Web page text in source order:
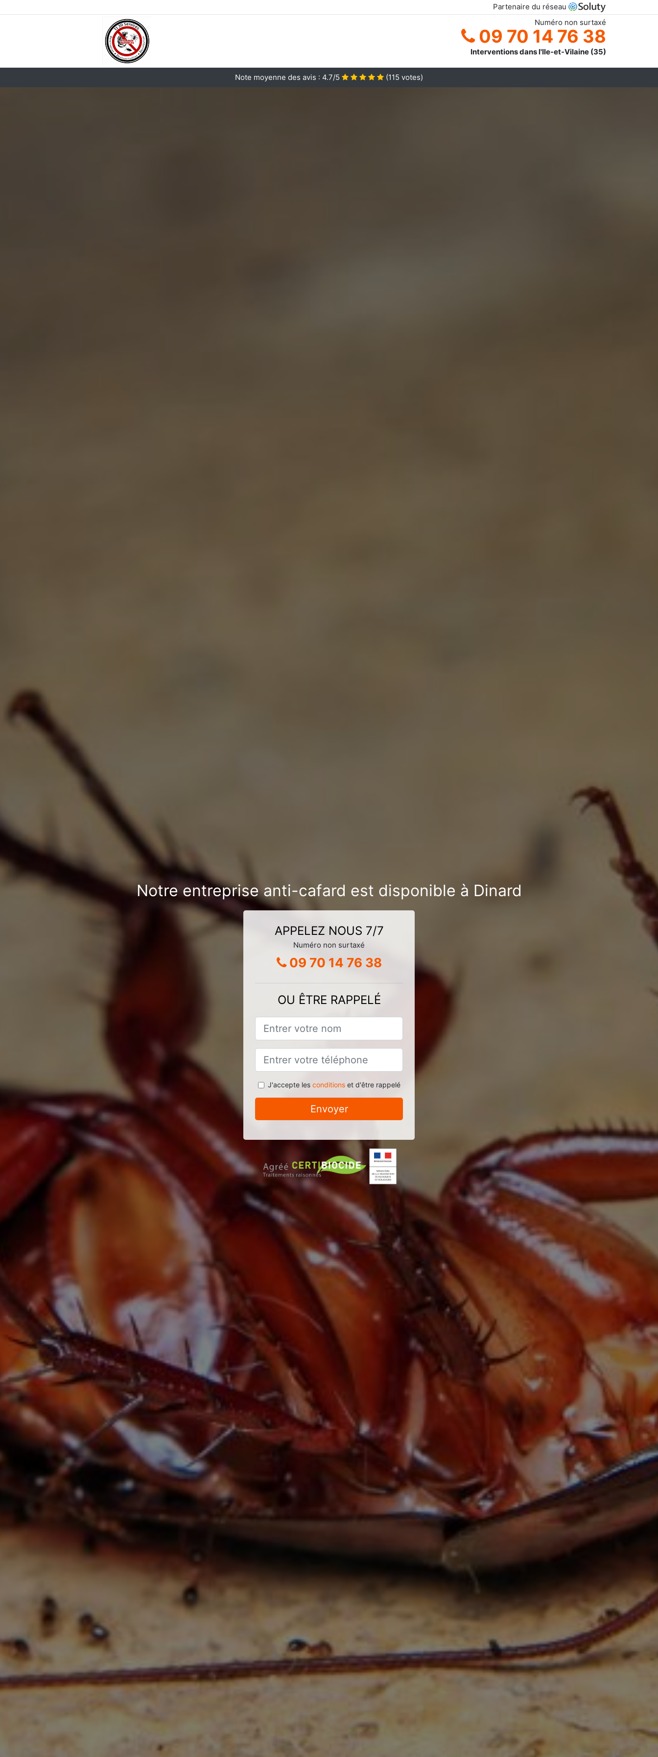
Partenaire du réseau
Numéro non surtaxé
09 70 14 76 38
Interventions dans l'Ile-et-Vilaine (35)
Note moyenne des avis : 4.7/5 (115 votes)
Notre entreprise anti-cafard est disponible à Dinard
APPELEZ NOUS 7/7
Numéro non surtaxé
09 70 14 76 38
OU ÊTRE RAPPELÉ
J'accepte les conditionset d'être rappelé
Envoyer